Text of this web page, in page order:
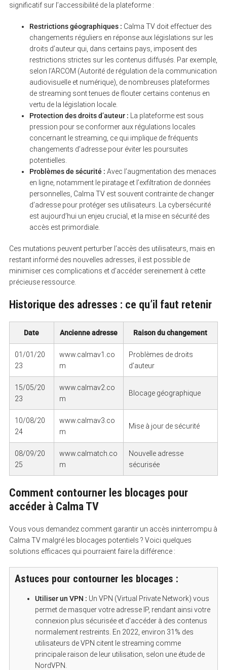
significatif sur l’accessibilité de la plateforme :
Restrictions géographiques : Calma TV doit effectuer des
changements réguliers en réponse aux législations sur les
droits d’auteur qui, dans certains pays, imposent des
restrictions strictes sur les contenus diffusés. Par exemple,
selon l’ARCOM (Autorité de régulation de la communication
audiovisuelle et numérique), de nombreuses plateformes
de streaming sont tenues de flouter certains contenus en
vertu de la législation locale.
Protection des droits d’auteur : La plateforme est sous
pression pour se conformer aux régulations locales
concernant le streaming, ce qui implique de fréquents
changements d’adresse pour éviter les poursuites
potentielles.
Problèmes de sécurité : Avec l’augmentation des menaces
en ligne, notamment le piratage et l’exfiltration de données
personnelles, Calma TV est souvent contrainte de changer
d’adresse pour protéger ses utilisateurs. La cybersécurité
est aujourd’hui un enjeu crucial, et la mise en sécurité des
accès est primordiale.
Ces mutations peuvent perturber l’accès des utilisateurs, mais en
restant informé des nouvelles adresses, il est possible de
minimiser ces complications et d’accéder sereinement à cette
précieuse ressource.
Historique des adresses : ce qu’il faut retenir
Date Ancienne adresse Raison du changement
01/01/20
23
www.calmav1.co
m
Problèmes de droits
d’auteur
15/05/20
23
www.calmav2.co
m
Blocage géographique
10/08/20
24
www.calmav3.co
m
Mise à jour de sécurité
08/09/20
25
www.calmatch.co
m
Nouvelle adresse
sécurisée
Comment contourner les blocages pour
accéder à Calma TV
Vous vous demandez comment garantir un accès ininterrompu à
Calma TV malgré les blocages potentiels ? Voici quelques
solutions efficaces qui pourraient faire la différence :
Astuces pour contourner les blocages :
Utiliser un VPN : Un VPN (Virtual Private Network) vous
permet de masquer votre adresse IP, rendant ainsi votre
connexion plus sécurisée et d’accéder à des contenus
normalement restreints. En 2022, environ 31% des
utilisateurs de VPN citent le streaming comme
principale raison de leur utilisation, selon une étude de
NordVPN.